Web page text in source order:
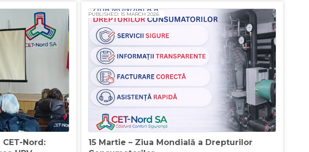
Nord:
15 Martie – Ziua Mondială a Drepturilor
PUBLISHED: 15 MARCH 2026